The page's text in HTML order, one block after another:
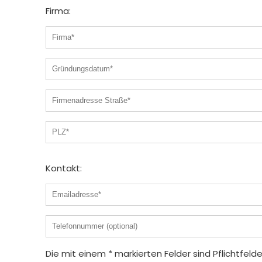
Firma:
Kontakt:
Die mit einem * markierten Felder sind